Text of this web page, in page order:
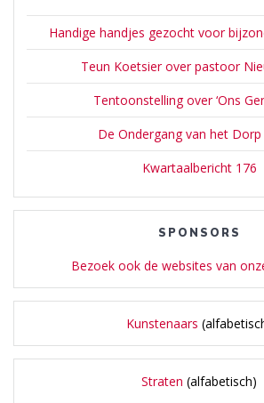
Handige handjes gezocht voor
Teun Koetsier over pastoor
Tentoonstelling over ‘Ons
De Ondergang van het Dorp
Kwartaalbericht 176
SPONSORS
Bezoek ook de websites van
Kunstenaars
Straten (alfabetisch)